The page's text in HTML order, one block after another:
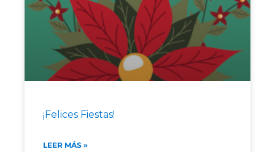
¡Felices Fiestas!
LEER MÁS »